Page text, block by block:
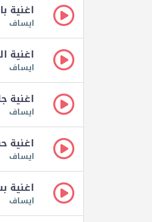
اغنية
ايساف
اغنية
ايساف
اغنية
ايساف
اغنية
ايساف
اغنية
ايساف